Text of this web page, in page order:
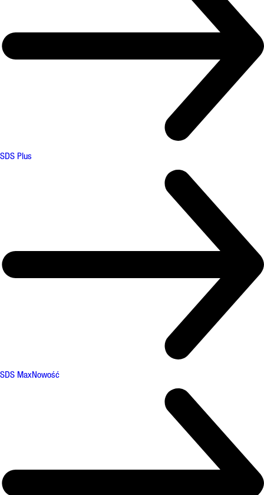
SDS Plus
SDS MaxNowość